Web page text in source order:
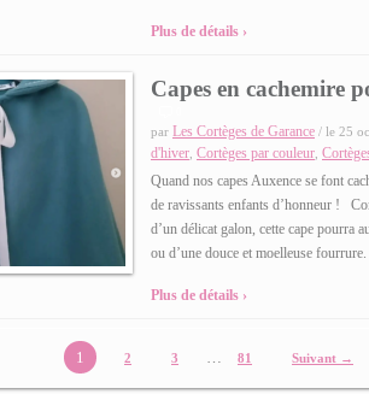
Plus de détails ›
Capes en cachemire
par Les Cortèges de Garance / le 25
d'hiver Cortèges par couleur
Quand nos capes Auxence se font
de ravissants enfants d’honneur !
d’un délicat galon, cette cape pourra
ou d’une douce et moelleuse
Plus de détails ›
1 2 3 … 81 Suivant →